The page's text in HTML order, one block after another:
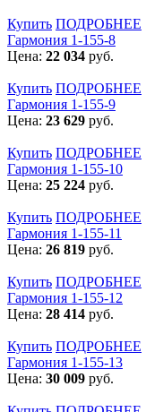
Купить ПОДРОБНЕЕ
Гармония 1-155-8
Цена: 22 034 руб.
Купить ПОДРОБНЕЕ
Гармония 1-155-9
Цена: 23 629 руб.
Купить ПОДРОБНЕЕ
Гармония 1-155-10
Цена: 25 224 руб.
Купить ПОДРОБНЕЕ
Гармония 1-155-11
Цена: 26 819 руб.
Купить ПОДРОБНЕЕ
Гармония 1-155-12
Цена: 28 414 руб.
Купить ПОДРОБНЕЕ
Гармония 1-155-13
Цена: 30 009 руб.